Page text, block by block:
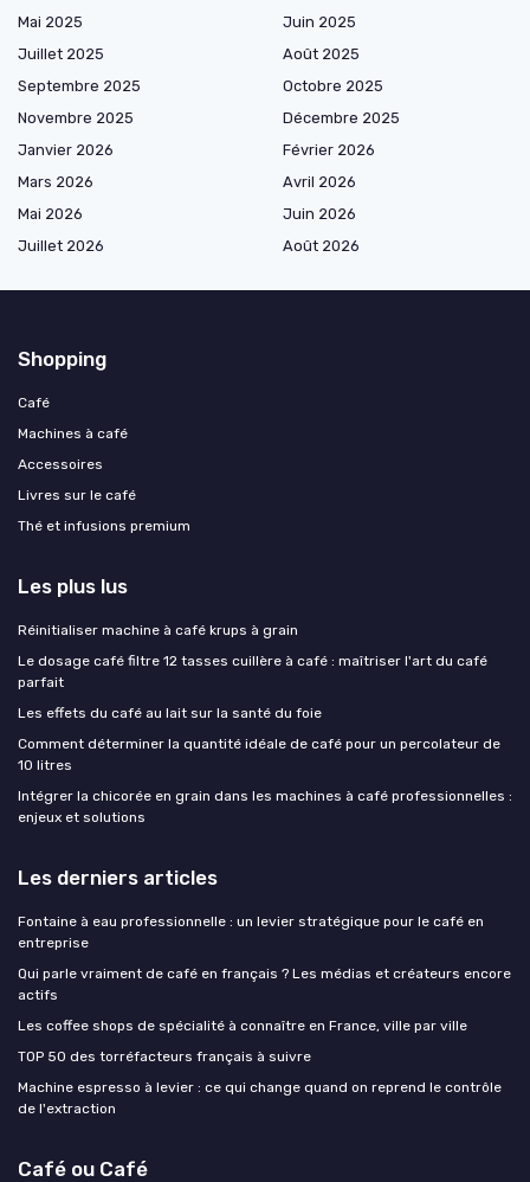
Mai 2025
Juin 2025
Juillet 2025
Août 2025
Septembre 2025
Octobre 2025
Novembre 2025
Décembre 2025
Janvier 2026
Février 2026
Mars 2026
Avril 2026
Mai 2026
Juin 2026
Juillet 2026
Août 2026
Shopping
Café
Machines à café
Accessoires
Livres sur le café
Thé et infusions premium
Les plus lus
Réinitialiser machine à café krups à grain
Le dosage café filtre 12 tasses cuillère à café : maîtriser l'art du café
parfait
Les effets du café au lait sur la santé du foie
Comment déterminer la quantité idéale de café pour un percolateur de
10 litres
Intégrer la chicorée en grain dans les machines à café professionnelles :
enjeux et solutions
Les derniers articles
Fontaine à eau professionnelle : un levier stratégique pour le café en
entreprise
Qui parle vraiment de café en français ? Les médias et créateurs encore
actifs
Les coffee shops de spécialité à connaître en France, ville par ville
TOP 50 des torréfacteurs français à suivre
Machine espresso à levier : ce qui change quand on reprend le contrôle
de l'extraction
Café ou Café